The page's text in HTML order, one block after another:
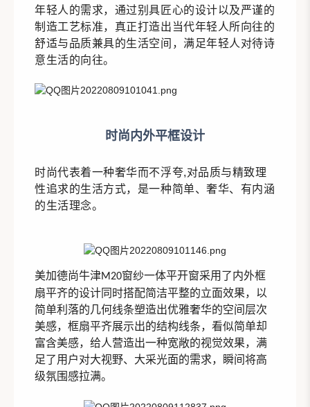
年轻人的需求，通过别具匠心的设计以及严谨的
制造工艺标准，真正打造出当代年轻人所向往的
舒适与品质兼具的生活空间，满足年轻人对待诗
意生活的向往。
时尚内外平框设计
时尚代表着一种奢华而不浮夸,对品质与精致理
性追求的生活方式，是一种简单、奢华、有内涵
的生活理念。
美加德尚牛津M20窗纱一体平开窗采用了内外框
扇平齐的设计同时搭配简洁平整的立面效果，以
简单利落的几何线条塑造出优雅奢华的空间层次
美感，框扇平齐展示出的结构线条，看似简单却
富含美感，给人营造出一种宽敞的视觉效果，满
足了用户对大视野、大采光面的需求，瞬间将高
级氛围感拉满。